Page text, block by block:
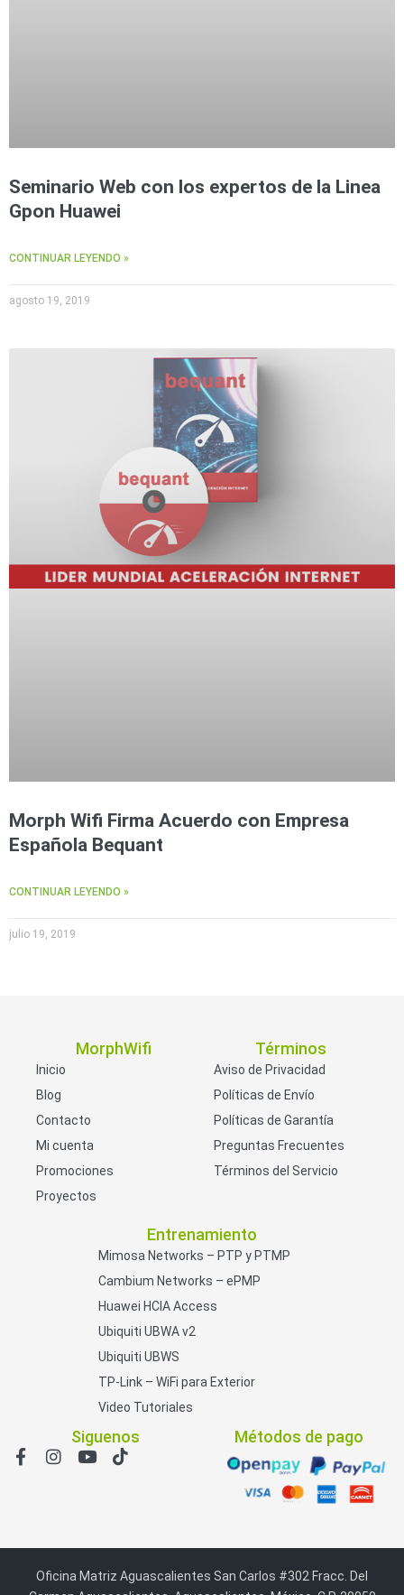
Seminario Web con los expertos de la Linea
Gpon Huawei
CONTINUAR LEYENDO »
agosto 19, 2019
Morph Wifi Firma Acuerdo con Empresa
Española Bequant
CONTINUAR LEYENDO »
julio 19, 2019
MorphWifi
Inicio
Blog
Contacto
Mi cuenta
Promociones
Proyectos
Términos
Aviso de Privacidad
Políticas de Envío
Políticas de Garantía
Preguntas Frecuentes
Términos del Servicio
Entrenamiento
Mimosa Networks – PTP y PTMP
Cambium Networks – ePMP
Huawei HCIA Access
Ubiquiti UBWA v2
Ubiquiti UBWS
TP-Link – WiFi para Exterior
Video Tutoriales
Siguenos Métodos de pago
Oficina Matriz Aguascalientes San Carlos #302 Fracc. Del